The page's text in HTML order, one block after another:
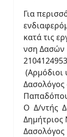
Για
κατά τις
νση Δασών
2104124953
O Δ/ντής
Δημήτριος
Δασολόγος